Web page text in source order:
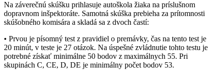
Na záverečnú skúšku prihlasuje autoškola žiaka na príslušnom
dopravnom inšpektoráte. Samotná skúška prebieha za prítomnosti
skúšobného komisára a skladá sa z dvoch častí:
• Prvou je písomný test z pravidiel o premávky, čas na tento test je
20 minút, v teste je 27 otázok. Na úspešné zvládnutie tohto testu je
potrebné získať minimálne 50 bodov z maximálnych 55. Pri
skupinách C, CE, D, DE je minimálny počet bodov 53.